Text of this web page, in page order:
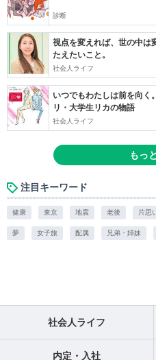
診断
視点を変えれば、世の中
たえたいこと。
社会人ライフ
いつでもわたしは前を向く
リ・大学生リカの物語
社会人ライフ
もっ
注目キーワード
健康 東京 地震 老後 片思
夢 女子旅 配属 兄弟・姉妹
社会人ライフ
内定・入社